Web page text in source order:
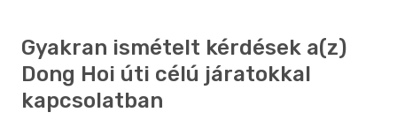
Gyakran ismételt kérdések a(z)
Dong Hoi úti célú járatokkal
kapcsolatban